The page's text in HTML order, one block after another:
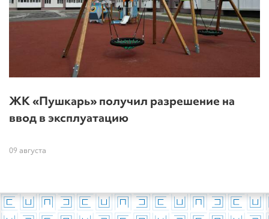
ЖК «Пушкарь» получил разрешение на
ввод в эксплуатацию
09 августа